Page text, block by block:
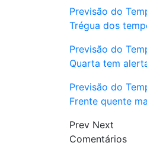
Previsão do
Trégua dos
Previsão do
Quarta tem
Previsão do
Frente quente
Prev Next
Comentários